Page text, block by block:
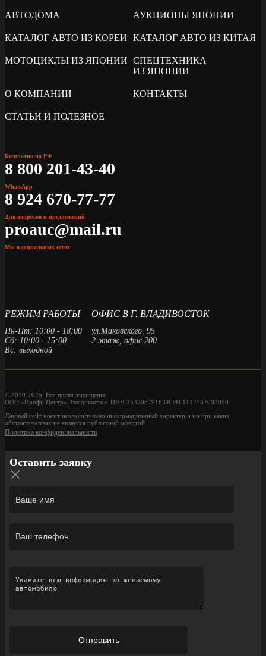
АВТОДОМА АУКЦИОНЫ ЯПОНИИ
КАТАЛОГ АВТО ИЗ КОРЕИ КАТАЛОГ АВТО ИЗ КИТАЯ
МОТОЦИКЛЫ ИЗ ЯПОНИИ СПЕЦТЕХНИКА
ИЗ ЯПОНИИ
О КОМПАНИИ КОНТАКТЫ
СТАТЬИ И ПОЛЕЗНОЕ
Бесплатно по РФ
8 800 201-43-40
WhatsApp
8 924 670-77-77
Для вопросов и предложений
proauc@mail.ru
Мы в социальных сетях
РЕЖИМ РАБОТЫ
Пн-Пт: 10:00 - 18:00
Сб: 10:00 - 15:00
Вс: выходной
ОФИС В Г. ВЛАДИВОСТОК
ул.Маковского, 95
2 этаж, офис 200
© 2010-2025. Все права защищены.
ООО «Профи Центр», Владивосток. ИНН 2537087916 ОГРН 1112537003050
Данный сайт носит исключительно информационный характер и ни при каких
обстоятельствах не является публичной офертой.
Политика конфиденциальности
Оставить заявку